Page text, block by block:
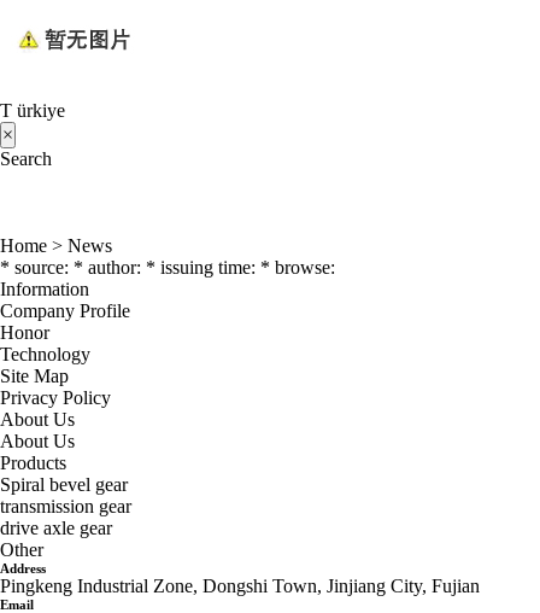
T ürkiye
×
Search
Home > News
* source: * author: * issuing time: * browse:
Information
Company Profile
Honor
Technology
Site Map
Privacy Policy
About Us
About Us
Products
Spiral bevel gear
transmission gear
drive axle gear
Other
Address
Pingkeng Industrial Zone, Dongshi Town, Jinjiang City, Fujian
Email